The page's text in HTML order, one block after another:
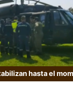
hasta el